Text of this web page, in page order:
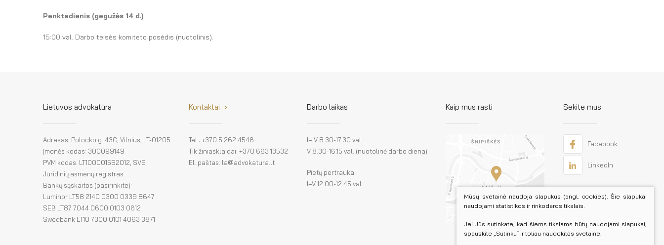
Penktadienis (gegužės 14 d.)
15:00 val. Darbo teisės komiteto posėdis (nuotolinis).
Lietuvos advokatūra
Adresas: Polocko g. 43C, Vilnius, LT-01205
Įmonės kodas: 300099149
PVM kodas: LT100001592012, SVS
Juridinių asmenų registras
Bankų sąskaitos (pasirinkite):
Luminor LT58 2140 0300 0339 8647
SEB LT87 7044 0600 0103 0612
Swedbank LT10 7300 0101 4063 3871
Kontaktai
Tel.: +370 5 262 4546
Tik žiniasklaidai: +370 663 13532
El. paštas: la@advokatura.lt
Darbo laikas
I–IV 8.30-17.30 val.
V 8.30-16.15 val. (nuotolinė darbo diena)
Pietų pertrauka:
I–V 12.00-12.45 val.
Kaip mus rasti Sekite mus
Facebook
LinkedIn
Mūsų svetainė naudoja slapukus (angl. cookies). Šie slapukai
naudojami statistikos ir rinkodaros tikslais.
Jei Jūs sutinkate, kad šiems tikslams būtų naudojami slapukai,
spauskite „Sutinku“ ir toliau naudokitės svetaine.